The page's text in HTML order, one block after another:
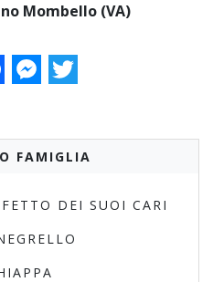
Mombello (VA)
Messenger
Twitter
FAMIGLIA
DEI SUOI CARI